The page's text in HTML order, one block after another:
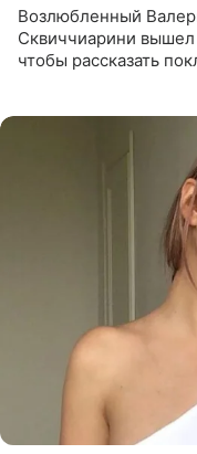
Возлюбленный
Сквиччиарини вышел
чтобы рассказать